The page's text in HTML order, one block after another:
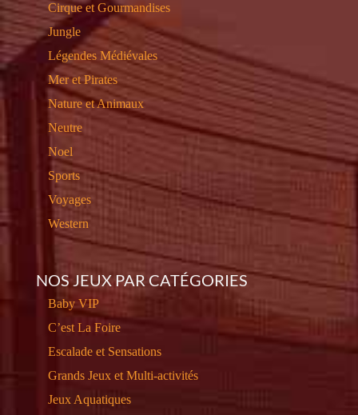
Cirque et Gourmandises
Jungle
Légendes Médiévales
Mer et Pirates
Nature et Animaux
Neutre
Noel
Sports
Voyages
Western
NOS JEUX PAR CATÉGORIES
Baby VIP
C’est La Foire
Escalade et Sensations
Grands Jeux et Multi-activités
Jeux Aquatiques